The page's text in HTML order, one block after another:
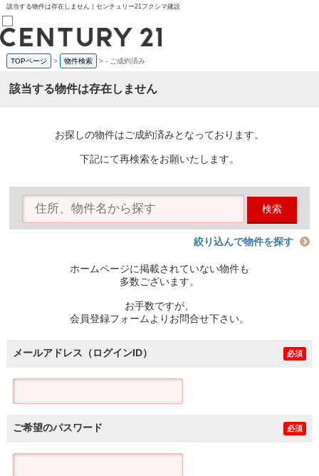
該当する物件は存在しません｜センチュリー21フクシマ建設
売買部
0120-800-844
賃貸部
会員メニュー
物件を探す
購入TOP
条件から探す
住宅ローン控除シミュレータ
TOPページ > 物件検索 >- ご成約済み
該当する物件は存在しません
お探しの物件はご成約済みとなっております。
下記にて再検索をお願いたします。
検索
絞り込んで物件を探す
ホームページに掲載されていない物件も
多数ございます。
お手数ですが、
会員登録フォームよりお問合せ下さい。
メールアドレス（ログインID） 必須
ご希望のパスワード 必須